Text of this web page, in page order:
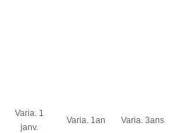
Varia. 1
janv.
Varia. 1an Varia. 3ans